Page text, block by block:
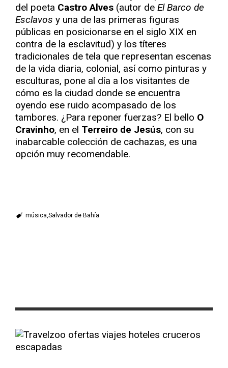
del poeta Castro Alves (autor de El Barco de
Esclavos y una de las primeras figuras
públicas en posicionarse en el siglo XIX en
contra de la esclavitud) y los títeres
tradicionales de tela que representan escenas
de la vida diaria, colonial, así como pinturas y
esculturas, pone al día a los visitantes de
cómo es la ciudad donde se encuentra
oyendo ese ruido acompasado de los
tambores. ¿Para reponer fuerzas? El bello O
Cravinho, en el Terreiro de Jesús, con su
inabarcable colección de cachazas, es una
opción muy recomendable.
música Salvador de Bahía